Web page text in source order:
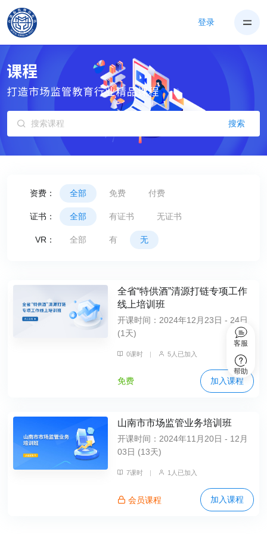
登录
客服
帮助
搜索
资费： 全部 免费 付费
证书： 全部 有证书 无证书
VR： 全部 有 无
全省“特供酒”清源打链专项工作
线上培训班
开课时间：2024年12月23日 - 24日
(1天)
0课时 | 5人已加入
免费 加入课程
山南市市场监管业务培训班
开课时间：2024年11月20日 - 12月
03日 (13天)
7课时 | 1人已加入
会员课程 加入课程